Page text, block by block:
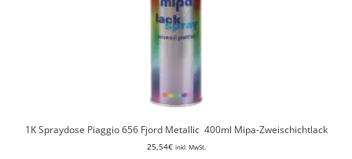
1K Spraydose Piaggio 656 Fjord Metallic 400ml Mipa-Zweischichtlack
25,54€ inkl. MwSt.